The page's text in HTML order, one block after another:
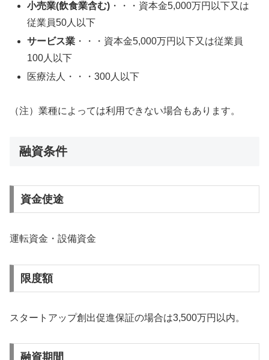
小売業(飲食業含む) ・・・資本金5,000万円以下又は
従業員50人以下
サービス業 ・・・資本金5,000万円以下又は従業員
100人以下
医療法人・・・300人以下
（注）業種によっては利用できない場合もあります。
融資条件
資金使途
運転資金・設備資金
限度額
スタートアップ創出促進保証の場合は3,500万円以内。
融資期間